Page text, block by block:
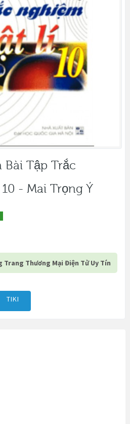
Bài Tập Trắc
- Mai Trọng Ý
Trang Thương Mại Điện Tử Uy Tín
TIKI